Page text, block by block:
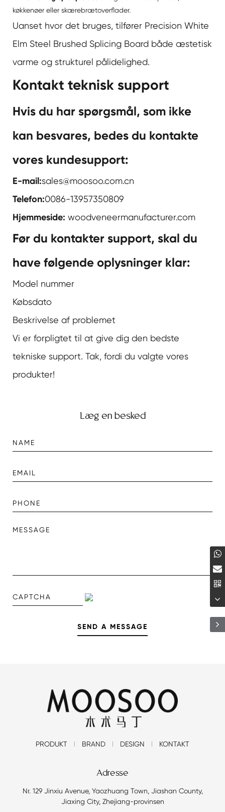
køkkenøer eller skærebrætoverflader.
Uanset hvor det bruges, tilfører Precision White
Elm Steel Brushed Splicing Board både æstetisk
varme og strukturel pålidelighed.
Kontakt teknisk support
Hvis du har spørgsmål, som ikke
kan besvares, bedes du kontakte
vores kundesupport:
E-mail:sales@moosoo.com.cn
Telefon:0086-13957350809
Hjemmeside: woodveneermanufacturer.com
Før du kontakter support, skal du
have følgende oplysninger klar:
Model nummer
Købsdato
Beskrivelse af problemet
Vi er forpligtet til at give dig den bedste
tekniske support. Tak, fordi du valgte vores
produkter!
Læg en besked
PRODUKT BRAND DESIGN KONTAKT
Adresse
Nr. 129 Jinxiu Avenue, Yaozhuang Town, Jiashan County,
Jiaxing City, Zhejiang-provinsen